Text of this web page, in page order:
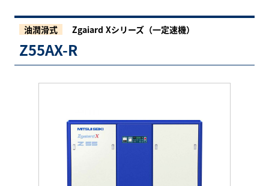
油潤滑式 Zgaiard Xシリーズ（一定速機）
Z55AX-R